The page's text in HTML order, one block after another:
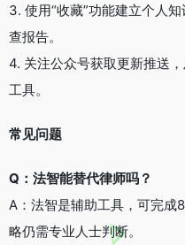
3. 使用“收藏”功能建立个人
查报告。
4. 关注公众号获取更新推送
工具。
常见问题
Q：法智能替代律师吗？
A：法智是辅助工具，可完成
略仍需专业人士判断。